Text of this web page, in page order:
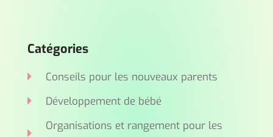
Catégories
Conseils pour les nouveaux parents
Développement de bébé
Organisations et rangement pour les